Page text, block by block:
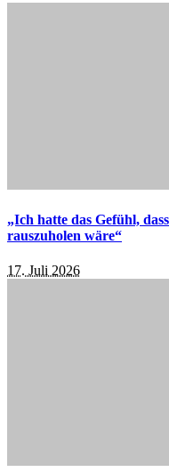
„Ich hatte das Gefühl,
rauszuholen wäre“
17. Juli 2026